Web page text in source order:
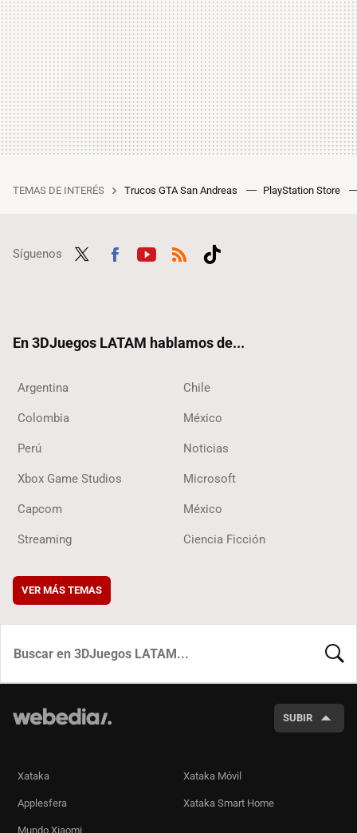
TEMAS DE INTERÉS Trucos GTA San Andreas PlayStation Store
Síguenos
En 3DJuegos LATAM hablamos de...
Argentina Chile
Colombia México
Perú Noticias
Xbox Game Studios Microsoft
Capcom México
Streaming Ciencia Ficción
VER MÁS TEMAS
SUBIR
Xataka Xataka Móvil
Applesfera Xataka Smart Home
Mundo Xiaomi